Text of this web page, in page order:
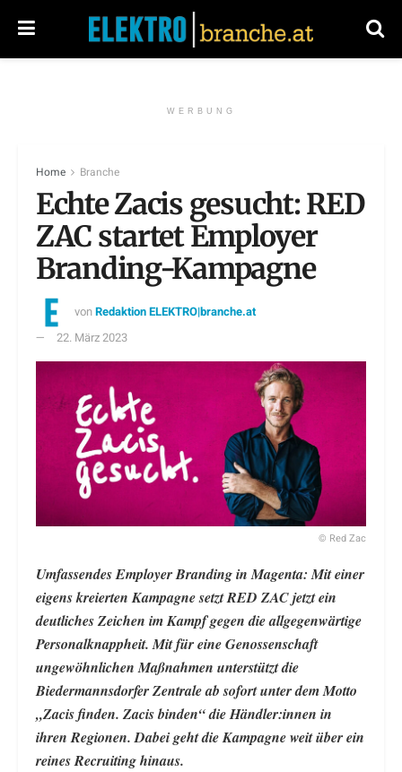
WERBUNG
Home Branche
Echte Zacis gesucht: RED
ZAC startet Employer
Branding-Kampagne
vonRedaktion ELEKTRO|branche.at
22. März 2023
© Red Zac
Umfassendes Employer Branding in Magenta: Mit einer
eigens kreierten Kampagne setzt RED ZAC jetzt ein
deutliches Zeichen im Kampf gegen die allgegenwärtige
Personalknappheit. Mit für eine Genossenschaft
ungewöhnlichen Maßnahmen unterstützt die
Biedermannsdorfer Zentrale ab sofort unter dem Motto
„Zacis finden. Zacis binden“ die Händler:innen in
ihren Regionen. Dabei geht die Kampagne weit über ein
reines Recruiting hinaus.